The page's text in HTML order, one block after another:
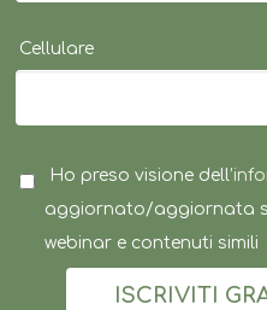
Cellulare
Ho preso visione dell’
aggiornato/aggiornata
webinar e contenuti simili
ISCRIVITI